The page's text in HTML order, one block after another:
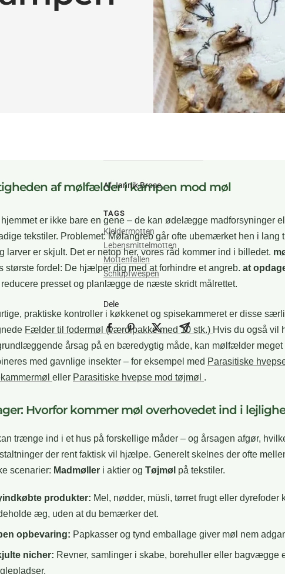
Af Jannik Brose
TAGS
Kleidermotten
Lebensmittelmotten
Mottenfallen
Schlupfwespen
Dele
af mølfælder i kampen mod møl
hjemmet er ikke bare en gene – de kan ødelægge madforsyninger
tekstiler. Problemet: Mølangreb går ofte ubemærket hen i lang
larver er skjult. Det er netop her, vores råd kommer ind i billedet.
største fordel: De hjælper dig med at forhindre et angreb. at
reducere presset og planlægge de næste skridt målrettet.
praktiske kontroller i køkkenet og spisekammeret er disse
Fælder til fodermøl (værdipakke med 10 stk.) Hvis du også vil
årsag på en bæredygtig måde, kan mølfælder meget
med gavnlige insekter – for eksempel med Parasitiske
eller Parasitiske hvepse mod tøjmøl .
Hvorfor kommer møl overhovedet ind i
trænge ind i et hus på forskellige måder – og årsagen afgør,
der rent faktisk vil hjælpe. Generelt skelnes der ofte
scenarier: Madmøller i aktier og Tøjmøl på tekstiler.
produkter: Mel, nødder, müsli, tørret frugt eller dyrefoder
æg, uden at du bemærker det.
opbevaring: Papkasser og tynd emballage giver møl nem
nicher: Revner, samlinger i skabe, borehuller eller bagvægge